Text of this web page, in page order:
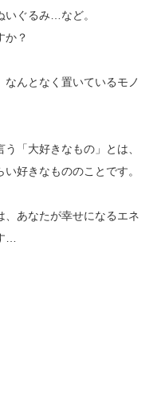
いぐるみ…など。
か？
んとなく置いているモノ
「大好きなもの」とは、
好きなもののことです。
、あなたが幸せになるエネ
…